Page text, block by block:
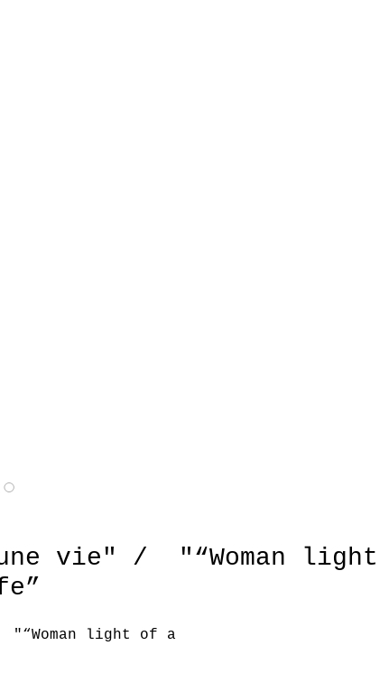
vie" / "“Woman light
"“Woman light of a